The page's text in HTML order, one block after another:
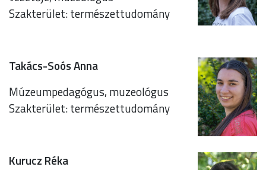
Szakterület: természettudomány
Takács-Soós Anna
Múzeumpedagógus, muzeológus
Szakterület: természettudomány
Kurucz Réka